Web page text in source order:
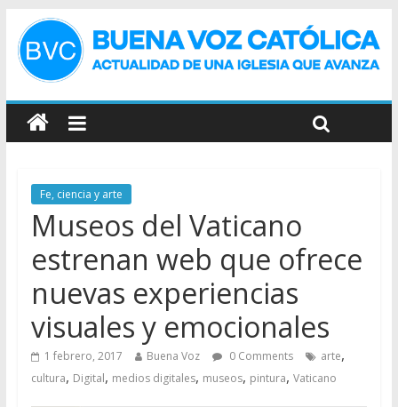
Fe, ciencia y arte
Museos del Vaticano
estrenan web que ofrece
nuevas experiencias
visuales y emocionales
1 febrero, 2017 Buena Voz 0 Comments arte,
cultura, Digital, medios digitales, museos, pintura, Vaticano